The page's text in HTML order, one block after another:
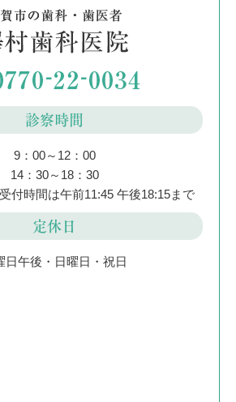
診察時間
9：00～12：00
14：30～18：30
付時間は午前11:45 午後18:15まで
定休日
日午後・日曜日・祝日